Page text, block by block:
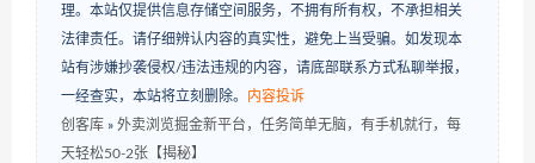
理。本站仅提供信息存储空间服务，不拥有所有权，不承担相关
法律责任。请仔细辨认内容的真实性，避免上当受骗。如发现本
站有涉嫌抄袭侵权/违法违规的内容，请底部联系方式私聊举报，
一经查实，本站将立刻删除。
内容投诉
创客库 » 外卖浏览掘金新平台，任务简单无脑，有手机就行，每
天轻松50-2张【揭秘】